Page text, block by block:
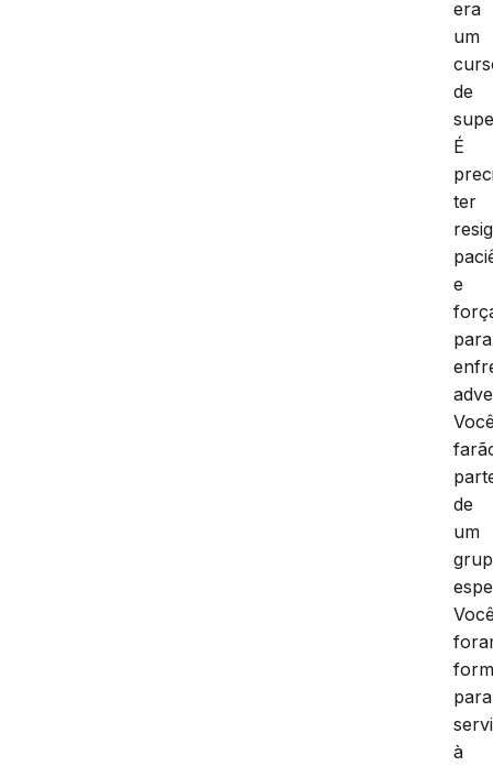
era
um
de
É
ter
e
para
de
um
para
à